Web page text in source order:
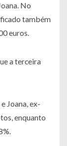
No
também
euros.
a terceira
Joana, ex-
enquanto